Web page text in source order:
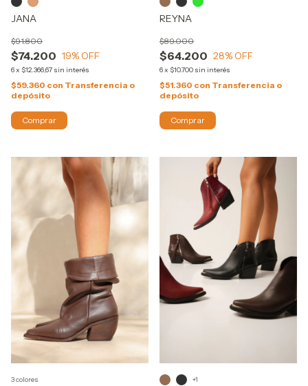
JANA
$74.200
$91.800
19% OFF
6x $12.366,67 sin interés
$59.360 con Transferencia o
depósito
Comprar
REYNA
$64.200
$89.000
28% OFF
6x $10.700 sin interés
$51.360 con Transferencia o
depósito
Comprar
3 colores +1